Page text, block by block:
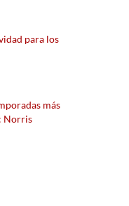
para los
más
Norris